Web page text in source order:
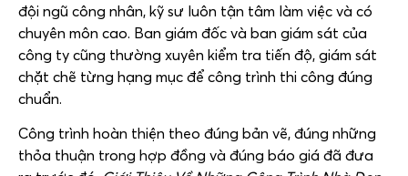
đội ngũ công nhân, kỹ sư luôn tận tâm làm việc và có
chuyên môn cao. Ban giám đốc và ban giám sát của
công ty cũng thường xuyên kiểm tra tiến độ, giám sát
chặt chẽ từng hạng mục để công trình thi công đúng
chuẩn.
Công trình hoàn thiện theo đúng bản vẽ, đúng những
thỏa thuận trong hợp đồng và đúng báo giá đã đưa